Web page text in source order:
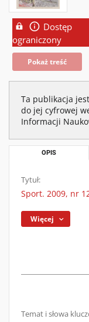
Dostęp
ograniczony
Pokaż treść
Ta publikacja
do jej cyfrowej
Informacji
OPIS
Tytuł:
Sport. 2009, nr
Więcej
Temat i słowa